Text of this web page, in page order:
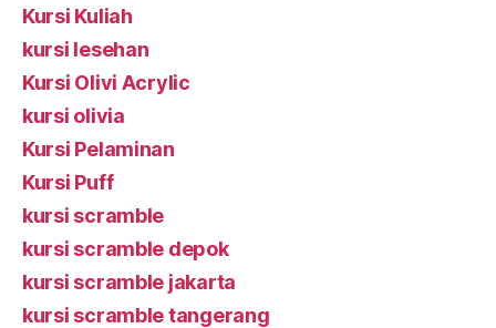
Kursi Kuliah
kursi lesehan
Kursi Olivi Acrylic
kursi olivia
Kursi Pelaminan
Kursi Puff
kursi scramble
kursi scramble depok
kursi scramble jakarta
kursi scramble tangerang